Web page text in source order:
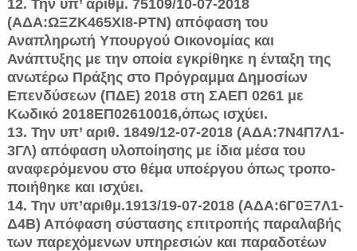
12. Την υπ’ αριθμ. 75109/10-07-2018
(ΑΔΑ:ΩΞΖΚ465ΧΙ8-ΡΤΝ) απόφαση του
Αναπληρωτή Υπουργού Οικονομίας και
Ανάπτυξης με την οποία εγκρί­θηκε η ένταξη της
ανωτέρω Πράξης στο Πρόγραμμα Δημοσίων
Επενδύσεων (ΠΔΕ) 2018 στη ΣΑΕΠ 0261 με
Κωδικό 2018ΕΠ02610016,όπως ισχύει.
13. Την υπ’ αριθ. 1849/12-07-2018 (ΑΔΑ:7Ν4Π7Λ1-
3ΓΛ) απόφαση υλο­ποίησης με ίδια μέσα του
αναφερόμενου στο θέμα υποέργου όπως τροπο­
ποιήθηκε και ισχύει.
14. Την υπ’αριθμ.1913/19-07-2018 (ΑΔΑ:6Γ0Ξ7Λ1-
Δ4Β) Απόφαση σύστα­σης επιτροπής παραλαβής
των παρεχόμενων υπηρεσιών και παραδοτέων